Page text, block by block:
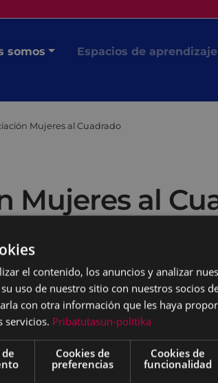
somos Espacios de aprendizaje
Mujeres al Cuadrado
Mujeres al
el contenido, los anuncios y analizar
uso de nuestro sitio con nuestros socios
con otra información que les haya
servicios. Pribatutasun-politika
Cookies de
preferencias
Cookies de
funcionalidad